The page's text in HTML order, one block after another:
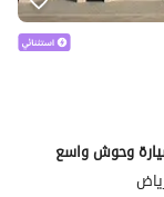
وحوش واسع